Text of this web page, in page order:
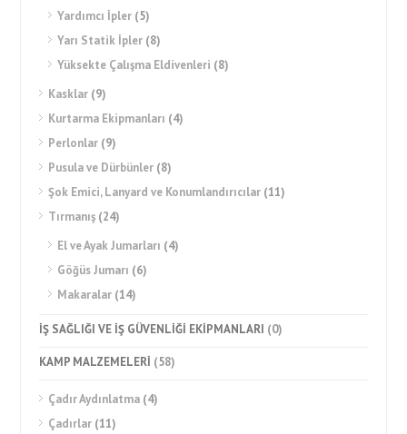
Yardımcı İpler (5)
Yarı Statik İpler (8)
Yüksekte Çalışma Eldivenleri (8)
Kasklar (9)
Kurtarma Ekipmanları (4)
Perlonlar (9)
Pusula ve Dürbünler (8)
Şok Emici, Lanyard ve Konumlandırıcılar (11)
Tırmanış (24)
El ve Ayak Jumarları (4)
Göğüs Jumarı (6)
Makaralar (14)
İŞ SAĞLIĞI VE İŞ GÜVENLİĞİ EKİPMANLARI (0)
KAMP MALZEMELERİ (58)
Çadır Aydınlatma (4)
Çadırlar (11)